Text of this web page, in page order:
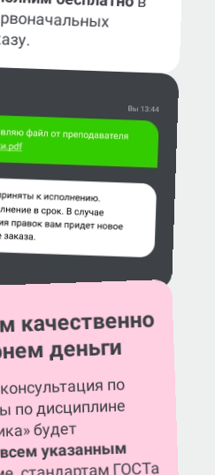
качественно
деньги
по
по дисциплине
будет
указанным